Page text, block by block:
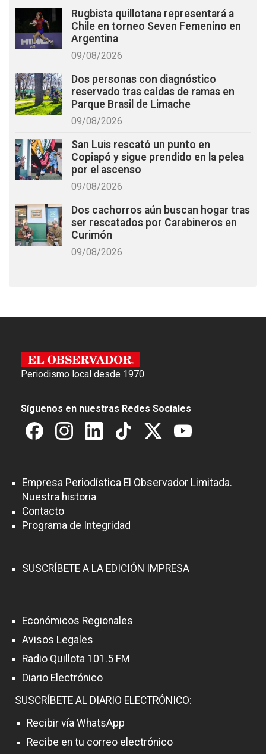
Rugbista quillotana representará a
Chile en torneo Seven Femenino en
Argentina
09/08/2026
Dos personas con diagnóstico
reservado tras caídas de ramas en
Parque Brasil de Limache
09/08/2026
San Luis rescató un punto en
Copiapó y sigue prendido en la pelea
por el ascenso
09/08/2026
Dos cachorros aún buscan hogar tras
ser rescatados por Carabineros en
Curimón
09/08/2026
Periodismo local desde 1970.
Síguenos en nuestras Redes Sociales
Empresa Periodística El Observador Limitada.
Nuestra historia
Contacto
Programa de Integridad
SUSCRÍBETE A LA EDICIÓN IMPRESA
Económicos Regionales
Avisos Legales
Radio Quillota 101.5 FM
Diario Electrónico
SUSCRÍBETE AL DIARIO ELECTRÓNICO:
Recibir vía WhatsApp
Recibe en tu correo electrónico